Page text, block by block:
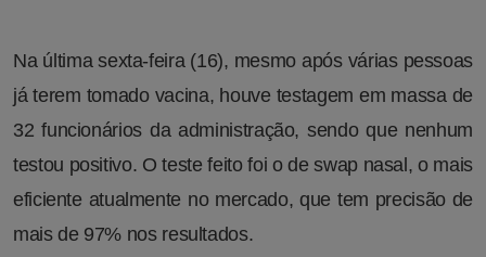
Na última sexta-feira (16), mesmo após várias pessoas
já terem tomado vacina, houve testagem em massa de
32 funcionários da administração, sendo que nenhum
testou positivo. O teste feito foi o de swap nasal, o mais
eficiente atualmente no mercado, que tem precisão de
mais de 97% nos resultados.